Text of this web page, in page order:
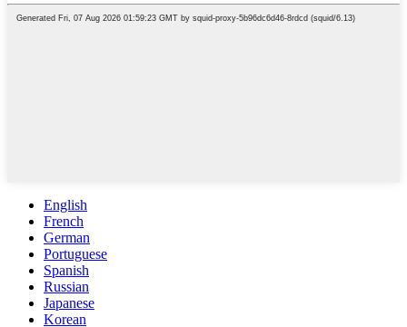
English
French
German
Portuguese
Spanish
Russian
Japanese
Korean